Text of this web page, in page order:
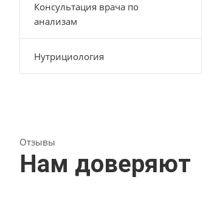
Консультация врача по
анализам
Нутрициология
Отзывы
Нам доверяют